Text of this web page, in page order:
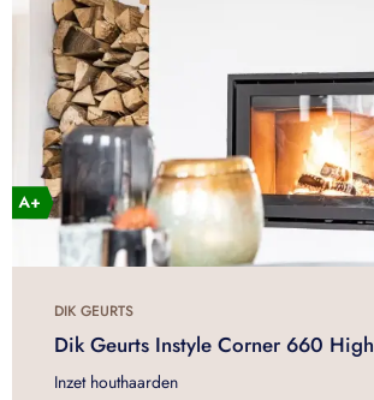
DIK GEURTS
Dik Geurts Instyle Corner 660 High
Inzet houthaarden